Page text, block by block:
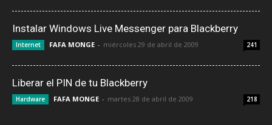
Instalar Windows Live Messenger para Blackberry
Internet FAFA MONGE - miércoles 29 de abril de 2009 241
Liberar el PIN de tu Blackberry
Hardware FAFA MONGE - martes 28 de abril de 2009 218